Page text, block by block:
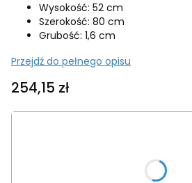
Wysokość: 52 cm
Szerokość: 80 cm
Grubość: 1,6 cm
Przejdź do pełnego opisu
Cena
254,15 zł